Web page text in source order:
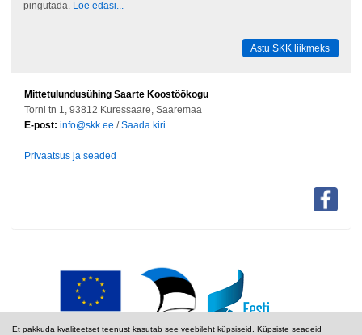
Et pakkuda kvaliteetset teenust kasutab see veebileht küpsiseid. Küpsiste seadeid
pingutada. Loe edasi...
Astu SKK liikmeks
Mittetulundusühing Saarte Koostöökogu
Torni tn 1, 93812 Kuressaare, Saaremaa
E-post: info@skk.ee /Saada kiri
Privaatsus ja seaded